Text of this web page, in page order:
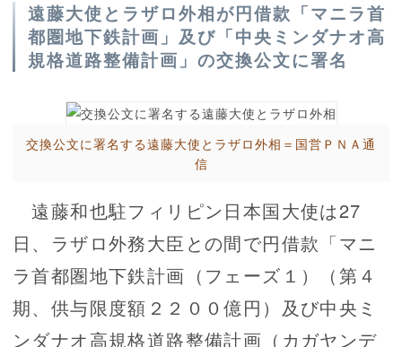
遠藤大使とラザロ外相が円借款「マニラ首
都圏地下鉄計画」及び「中央ミンダナオ高
規格道路整備計画」の交換公文に署名
交換公文に署名する遠藤大使とラザロ外相＝国営ＰＮＡ通
信
遠藤和也駐フィリピン日本国大使は27
日、ラザロ外務大臣との間で円借款「マニ
ラ首都圏地下鉄計画（フェーズ１）（第４
期、供与限度額２２００億円）及び中央ミ
ンダナオ高規格道路整備計画（カガヤンデ